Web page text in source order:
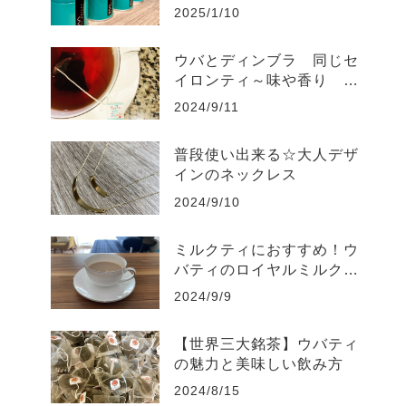
2025/1/10
ウバとディンブラ 同じセ
イロンティ～味や香り 何
が違うの？
2024/9/11
普段使い出来る☆大人デザ
インのネックレス
2024/9/10
ミルクティにおすすめ！ウ
バティのロイヤルミルクテ
ィの美味しい淹れ方
2024/9/9
【世界三大銘茶】ウバティ
の魅力と美味しい飲み方
2024/8/15